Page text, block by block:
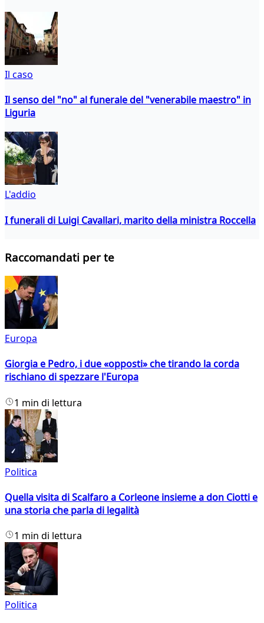
Il caso
Il senso del "no" al funerale del "venerabile maestro" in
Liguria
L'addio
I funerali di Luigi Cavallari, marito della ministra Roccella
Raccomandati per te
Europa
Giorgia e Pedro, i due «opposti» che tirando la corda
rischiano di spezzare l'Europa
1 min di lettura
Politica
Quella visita di Scalfaro a Corleone insieme a don Ciotti e
una storia che parla di legalità
1 min di lettura
Politica